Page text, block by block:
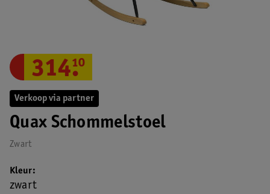
Verkoop via partner
Quax Schommelstoel
Zwart
314.
10
Kleur
zwart